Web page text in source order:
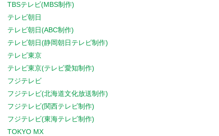
TBSテレビ(MBS制作)
テレビ朝日
テレビ朝日(ABC制作)
テレビ朝日(静岡朝日テレビ制作)
テレビ東京
テレビ東京(テレビ愛知制作)
フジテレビ
フジテレビ(北海道文化放送制作)
フジテレビ(関西テレビ制作)
フジテレビ(東海テレビ制作)
TOKYO MX